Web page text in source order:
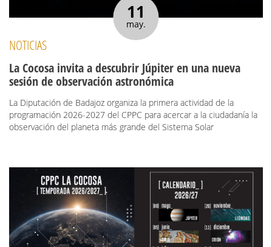
11
may.
NOTICIAS
La Cocosa invita a descubrir Júpiter en una nueva
sesión de observación astronómica
La Diputación de Badajoz organiza la primera actividad de la
programación 2026-2027 del CPPC para acercar a la ciudadanía la
observación del planeta más grande del Sistema Solar